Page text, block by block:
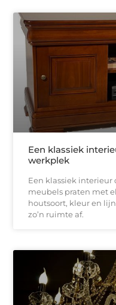
Een klassiek
werkplek
Een klassiek interieur
meubels praten met
houtsoort, kleur en
zo’n ruimte af.